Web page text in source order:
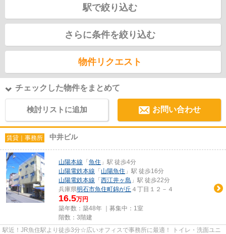
駅で絞り込む
さらに条件を絞り込む
物件リクエスト
チェックした物件をまとめて
検討リストに追加 お問い合わせ
賃貸｜事務所 中井ビル
山陽本線 「 魚住 」駅 徒歩4分
山陽電鉄本線 「 山陽魚住 」駅 徒歩16分
山陽電鉄本線 「 西江井ヶ島 」駅 徒歩22分
兵庫県明石市魚住町錦が丘 ４丁目１２－４
16.5万円
築年数：築48年 ｜募集中： 1室
階数：3階建
駅近！JR魚住駅より徒歩3分☆広いオフィスで事務所に最適！ トイレ・洗面ユニ